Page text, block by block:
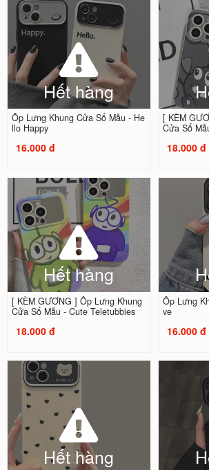
Hết hàng
Ốp Lưng Khung Cửa Sổ Mẫu - He
llo Happy
16.000 đ
[ KÈM
Cửa Sổ
18.000 đ
Hết hàng
[ KÈM GƯƠNG ] Ốp Lưng Khung
Cửa Sổ Mẫu - Cute Teletubbies
18.000 đ
Ốp Lưng
ve
16.000 đ
Hết hàng